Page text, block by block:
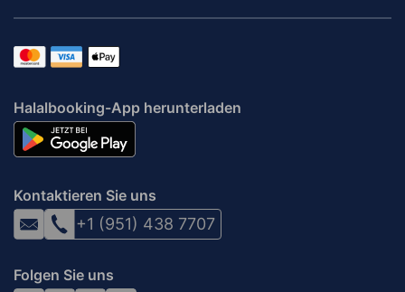
Halalbooking-App herunterladen
Kontaktieren Sie uns
+1 (951) 438 7707
Folgen Sie uns